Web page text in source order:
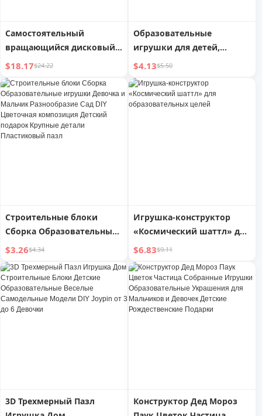
Самостоятельный
вращающийся дисковый
образовательный
игрушечный товар,
электрическая кошка
$18.17$24.22
Образовательные
игрушки для детей,
пазлы, ручная сборка, DIY,
модель для сборки,
трехлетний младенец,
дошкольное образование,
$4.13$5.50
Строительные блоки
Сборка Образовательные
игрушки Девочка и
Мальчик Разнообразие
Сад DIY Цветочная
композиция Детский
подарок Крупные детали
Пластиковый пазл
$3.26$4.34
Игрушка-конструктор
«Космический шаттл» для
образовательных целей
$6.83$9.11
3D Трехмерный Пазл
Конструктор Дед Мороз